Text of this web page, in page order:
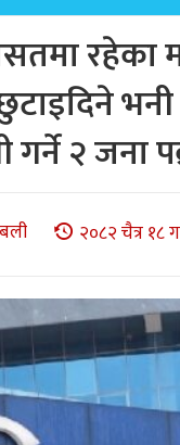
२ जना
२०८२ चैत्र १८